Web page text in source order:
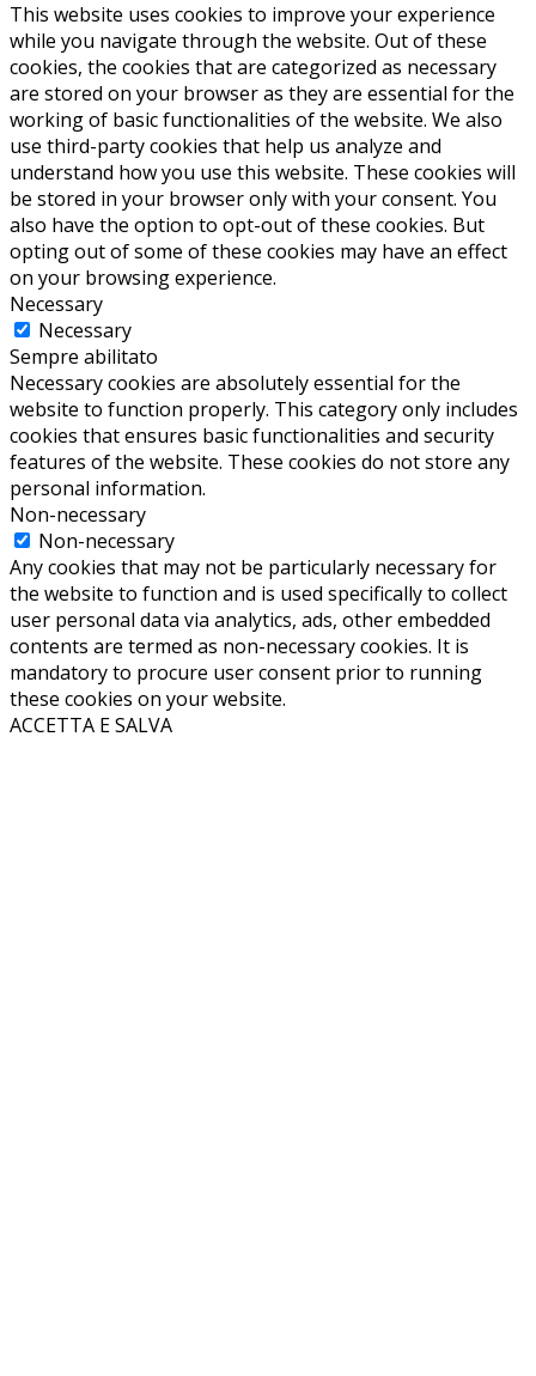
This website uses cookies to improve your experience
while you navigate through the website. Out of these
cookies, the cookies that are categorized as necessary
are stored on your browser as they are essential for the
working of basic functionalities of the website. We also
use third-party cookies that help us analyze and
understand how you use this website. These cookies will
be stored in your browser only with your consent. You
also have the option to opt-out of these cookies. But
opting out of some of these cookies may have an effect
on your browsing experience.
Necessary
Necessary
Sempre abilitato
Necessary cookies are absolutely essential for the
website to function properly. This category only includes
cookies that ensures basic functionalities and security
features of the website. These cookies do not store any
personal information.
Non-necessary
Non-necessary
Any cookies that may not be particularly necessary for
the website to function and is used specifically to collect
user personal data via analytics, ads, other embedded
contents are termed as non-necessary cookies. It is
mandatory to procure user consent prior to running
these cookies on your website.
ACCETTA E SALVA